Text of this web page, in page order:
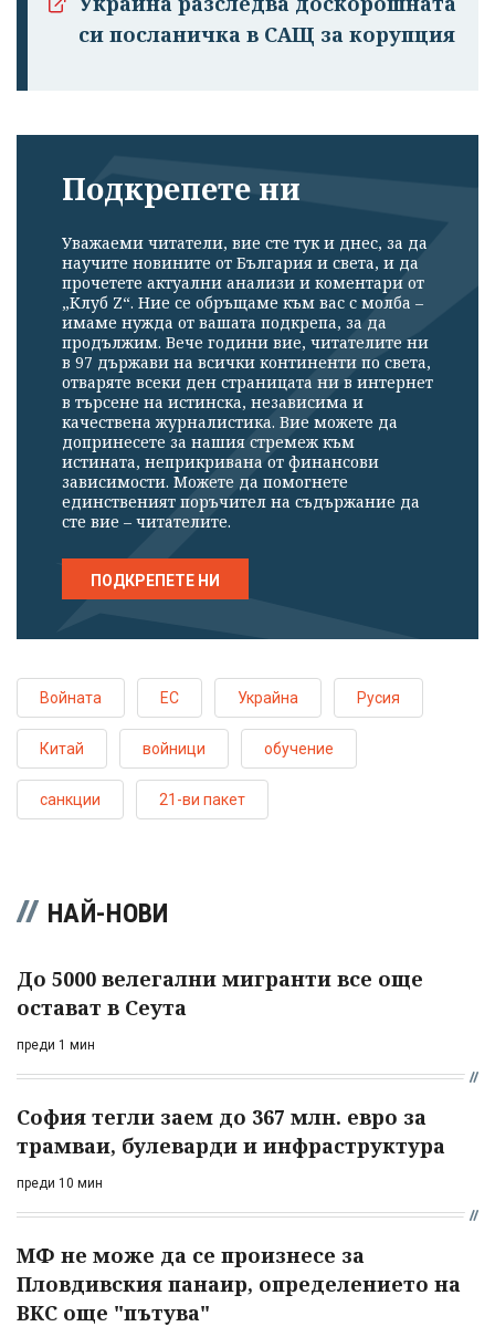
си посланичка в САЩ за корупция
Подкрепете ни
Уважаеми читатели, вие сте тук и днес, за да
научите новините от България и света, и да
прочетете актуални анализи и коментари от
„Клуб Z“. Ние се обръщаме към вас с молба –
имаме нужда от вашата подкрепа, за да
продължим. Вече години вие, читателите ни
в 97 държави на всички континенти по света,
отваряте всеки ден страницата ни в интернет
в търсене на истинска, независима и
качествена журналистика. Вие можете да
допринесете за нашия стремеж към
истината, неприкривана от финансови
зависимости. Можете да помогнете
единственият поръчител на съдържание да
сте вие – читателите.
ПОДКРЕПЕТЕ НИ
Войната ЕС Украйна Русия
Китай войници обучение
санкции 21-ви пакет
НАЙ-НОВИ
До 5000 велегални мигранти все още
остават в Сеута
преди 1 мин
София тегли заем до 367 млн. евро за
трамваи, булеварди и инфраструктура
преди 10 мин
МФ не може да се произнесе за
Пловдивския панаир, определението на
ВКС още "пътува"